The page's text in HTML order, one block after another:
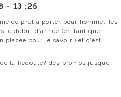
- 13 :25
de prêt à porter pour homme… les
début d’année (en tant que
pour le savoir!) et c’est
la Redoute? des promos jusque